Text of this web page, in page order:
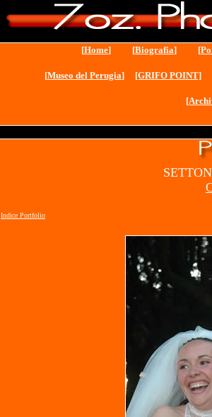
[Home] [Biografia] [
[Museo del Perugia] [GRIFO POINT]
[
Indice Portfolio